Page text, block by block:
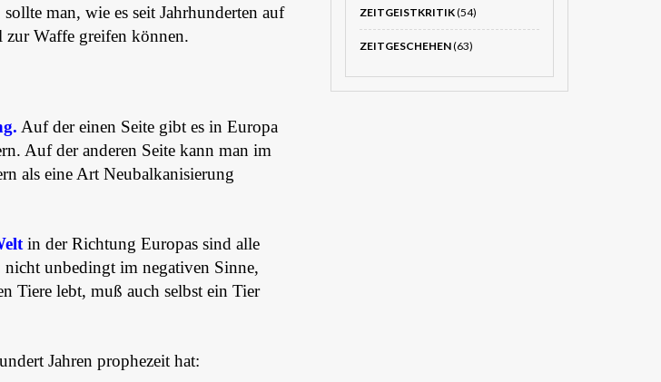
man, wie es seit Jahrhunderten auf
Waffe greifen können.
Auf der einen Seite gibt es in Europa
Auf der anderen Seite kann man im
als eine Art Neubalkanisierung
in der Richtung Europas sind alle
nicht unbedingt im negativen Sinne,
Tiere lebt, muß auch selbst ein Tier
Jahren prophezeit hat:
ZEITGEISTKRITIK(54)
ZEITGESCHEHEN(63)